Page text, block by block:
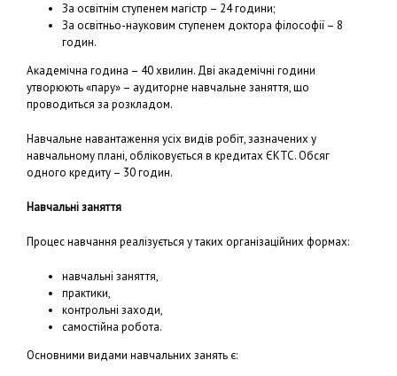
За освітнім ступенем магістр – 24 години;
За освітньо-науковим ступенем доктора філософії – 8
годин.
Академічна година – 40 хвилин. Дві академічні години
утворюють «пару» – аудиторне навчальне заняття, що
проводиться за розкладом.
Навчальне навантаження усіх видів робіт, зазначених у
навчальному плані, обліковується в кредитах ЄКТС. Обсяг
одного кредиту – 30 годин.
Навчальні заняття
Процес навчання реалізується у таких організаційних формах:
навчальні заняття,
практики,
контрольні заходи,
самостійна робота.
Основними видами навчальних занять є: